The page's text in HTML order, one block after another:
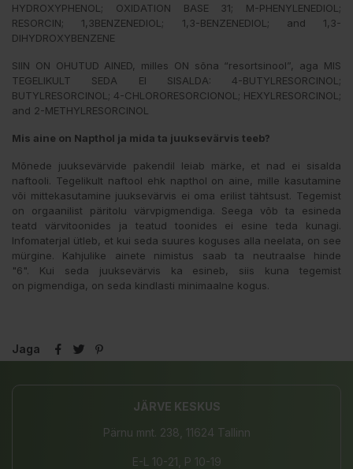
HYDROXYPHENOL; OXIDATION BASE 31; M-PHENYLENEDIOL;
RESORCIN; 1,3BENZENEDIOL; 1,3-BENZENEDIOL; and 1,3-
DIHYDROXYBENZENE
SIIN ON OHUTUD AINED, milles ON sõna “resortsinool”, aga MIS
TEGELIKULT SEDA EI SISALDA: 4-BUTYLRESORCINOL;
BUTYLRESORCINOL; 4-CHLORORESORCIONOL; HEXYLRESORCINOL;
and 2-METHYLRESORCINOL
Mis aine on Napthol ja mida ta juuksevärvis teeb?
Mõnede juuksevärvide pakendil leiab märke, et nad ei sisalda
naftooli. Tegelikult naftool ehk napthol on aine, mille kasutamine
või mittekasutamine juuksevärvis ei oma erilist tähtsust. Tegemist
on orgaanilist päritolu värvpigmendiga. Seega võb ta esineda
teatd värvitoonides ja teatud toonides ei esine teda kunagi.
Infomaterjal ütleb, et kui seda suures koguses alla neelata, on see
mürgine. Kahjulike ainete nimistus saab ta neutraalse hinde
"6". Kui seda juuksevärvis ka esineb, siis kuna tegemist
on pigmendiga, on seda kindlasti minimaalne kogus.
Jaga
JÄRVE KESKUS
Pärnu mnt. 238, 11624 Tallinn
E-L 10-21, P 10-19